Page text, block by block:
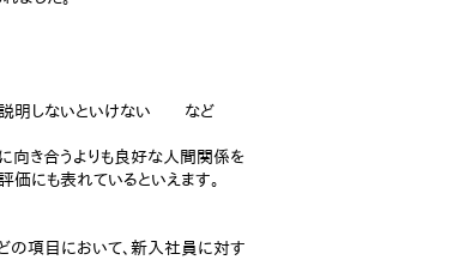
し説明しないといけない など
向き合うよりも良好な人間関係を
にも表れているといえます。
の項目において、新入社員に対す